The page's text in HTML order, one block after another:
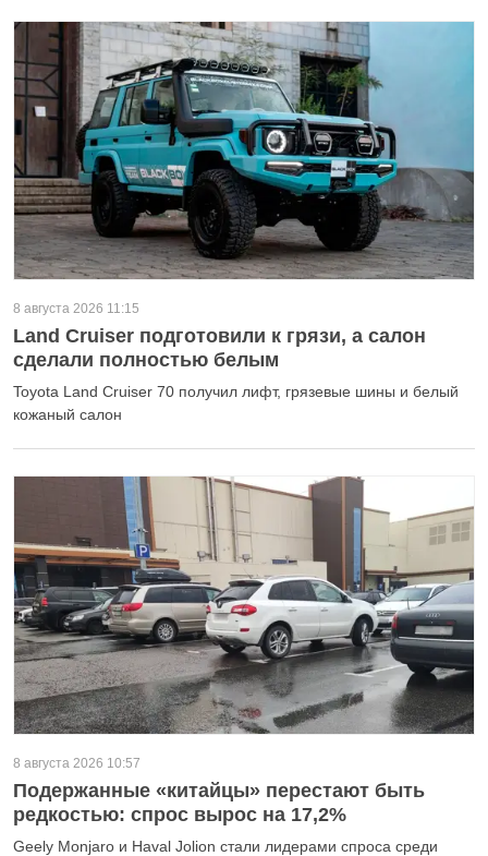
8 августа 2026 11:15
Land Cruiser подготовили к грязи, а салон
сделали полностью белым
Toyota Land Cruiser 70 получил лифт, грязевые шины и белый
кожаный салон
8 августа 2026 10:57
Подержанные «китайцы» перестают быть
редкостью: спрос вырос на 17,2%
Geely Monjaro и Haval Jolion стали лидерами спроса среди